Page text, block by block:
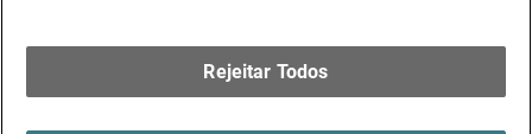
Rejeitar Todos